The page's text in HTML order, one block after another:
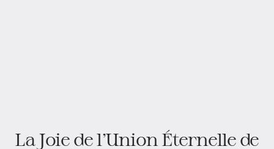
La Joie de l’Union Éternelle de